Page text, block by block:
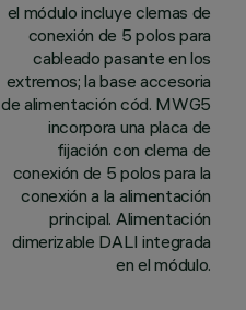
el módulo incluye clemas de
conexión de 5 polos para
cableado pasante en los
extremos; la base accesoria
de alimentación cód. MWG5
incorpora una placa de
fijación con clema de
conexión de 5 polos para la
conexión a la alimentación
principal. Alimentación
dimerizable DALI integrada
en el módulo.